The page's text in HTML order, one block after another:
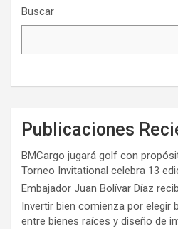
Buscar
Publicaciones
BMCargo jugará golf con
Torneo Invitational celebra 13
Embajador Juan Bolívar Díaz
Invertir bien comienza por elegir
entre bienes raíces y diseño de